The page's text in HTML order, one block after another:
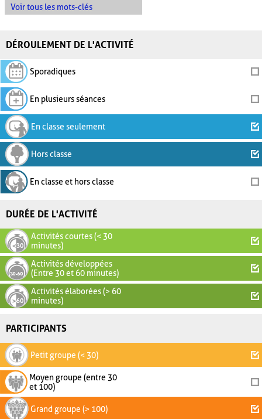
Voir tous les mots-clés
DÉROULEMENT DE L'ACTIVITÉ
Sporadiques
En plusieurs séances
En classe seulement
Hors classe
En classe et hors classe
DURÉE DE L'ACTIVITÉ
Activités courtes (< 30
minutes)
Activités développées
(Entre 30 et 60 minutes)
Activités élaborées (> 60
minutes)
PARTICIPANTS
Petit groupe (< 30)
Moyen groupe (entre 30
et 100)
Grand groupe (> 100)